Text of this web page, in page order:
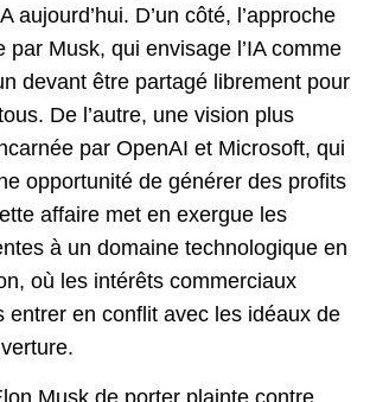
aujourd’hui. D’un côté, l’approche
par Musk, qui envisage l’IA comme
devant être partagé librement pour
De l’autre, une vision plus
par OpenAI et Microsoft, qui
opportunité de générer des profits
affaire met en exergue les
à un domaine technologique en
où les intérêts commerciaux
entrer en conflit avec les idéaux de